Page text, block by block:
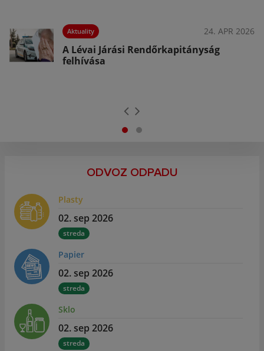
Aktuality 24. APR 2026
A Lévai Járási Rendőrkapitányság
felhívása
ODVOZ ODPADU
Plasty
02. sep 2026
streda
Papier
02. sep 2026
streda
Sklo
02. sep 2026
streda